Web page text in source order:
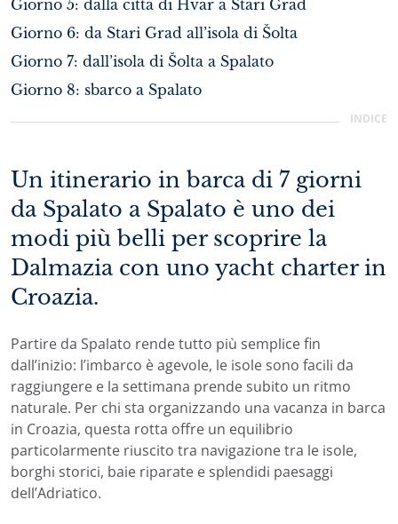
Giorno 5: dalla città di Hvar a Stari Grad
Giorno 6: da Stari Grad all’isola di Šolta
Giorno 7: dall’isola di Šolta a Spalato
Giorno 8: sbarco a Spalato
INDICE
Un itinerario in barca di 7 giorni
da Spalato a Spalato è uno dei
modi più belli per scoprire la
Dalmazia con uno yacht charter in
Croazia.
Partire da Spalato rende tutto più semplice fin
dall’inizio: l’imbarco è agevole, le isole sono facili da
raggiungere e la settimana prende subito un ritmo
naturale. Per chi sta organizzando una vacanza in barca
in Croazia, questa rotta offre un equilibrio
particolarmente riuscito tra navigazione tra le isole,
borghi storici, baie riparate e splendidi paesaggi
dell’Adriatico.